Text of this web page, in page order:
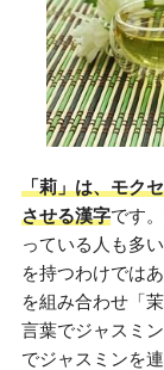
「莉」は、モク
させる漢字です
っている人も多
を持つわけでは
を組み合わせ「
言葉でジャスミ
でジャスミンを